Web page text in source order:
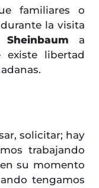
familiares o
la visita
Sheinbaum a
existe libertad
solicitar; hay
trabajando
su momento
tengamos